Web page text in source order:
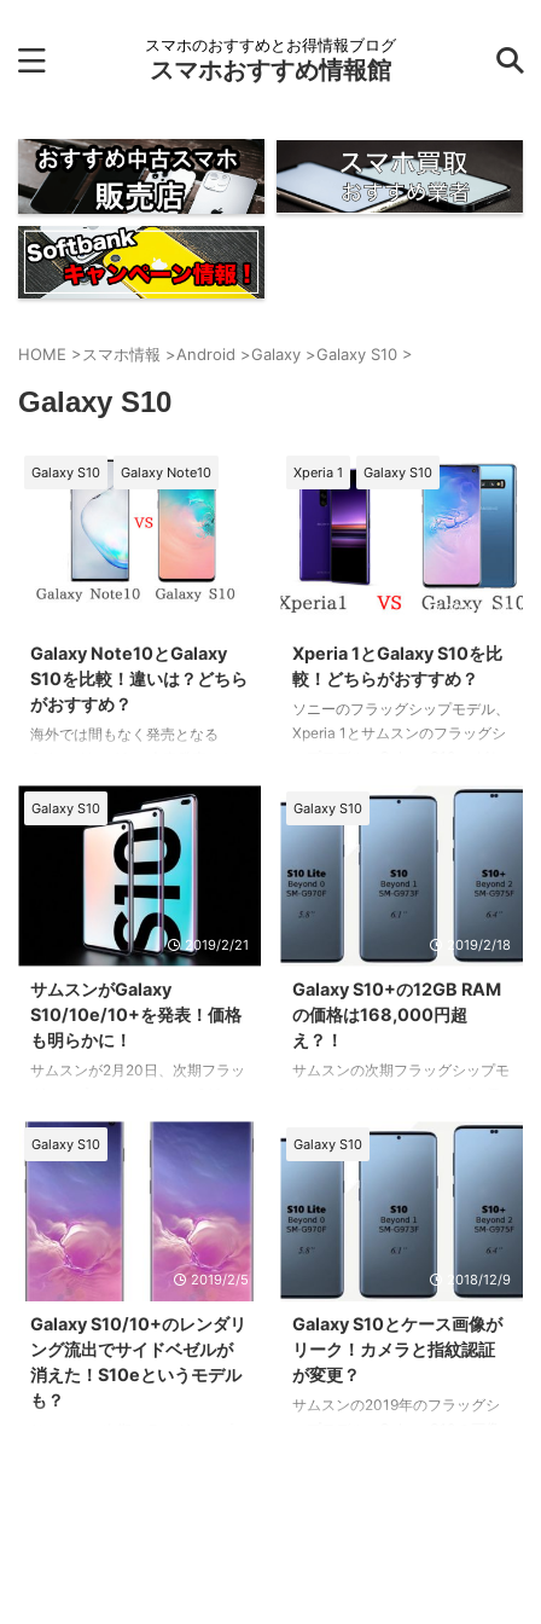
スマホのおすすめとお得情報ブログ
スマホおすすめ情報館
HOME >スマホ情報 >Android >Galaxy >Galaxy S10 >
Galaxy S10
Galaxy S10 Galaxy Note10
Galaxy Note10とGalaxy
S10を比較！違いは？どちら
がおすすめ？
海外では間もなく発売となる
ったGalaxy S10とは、シリーズ
は違うものの同じサムスンです。
Galaxy S10と比較した場合、
Galaxy Note10は買いなのでしょ
うか？ スペックやデザインを比
較してみたいと思います。
Xperia 1 Galaxy S10
2019/3/24
Xperia 1とGalaxy S10を比
較！どちらがおすすめ？
ソニーのフラッグシップモデル、
Xperia 1とサムスンのフラッグシ
方のためにXperia 1とGalaxy S10
のスペックを比較してみました。
Galaxy S10
2019/2/21
サムスンがGalaxy
S10/10e/10+を発表！価格
も明らかに！
サムスンが2月20日、次期フラッ
リーズを発表しました。 発表さ
れたのは、Galaxy S10、S10e、
S10+、そしてS10 5Gの4モデル
Galaxy S10
2019/2/18
Galaxy S10+の12GB RAM
の価格は168,000円超
え？！
サムスンの次期フラッグシップモ
回リークされたのは、最上位とい
われるGalaxy S10+の価格予想と
なります。
Galaxy S10
2019/2/5
Galaxy S10/10+のレンダリ
ング流出でサイドベゼルが
消えた！S10eというモデル
も？
Galaxy S10
2018/12/9
Galaxy S10とケース画像が
リーク！カメラと指紋認証
が変更？
サムスンの2019年のフラッグシ